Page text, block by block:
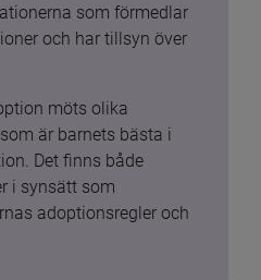
som förmedlar
och har tillsyn över
möts olika
är barnets bästa i
Det finns både
i synsätt som
adoptionsregler och